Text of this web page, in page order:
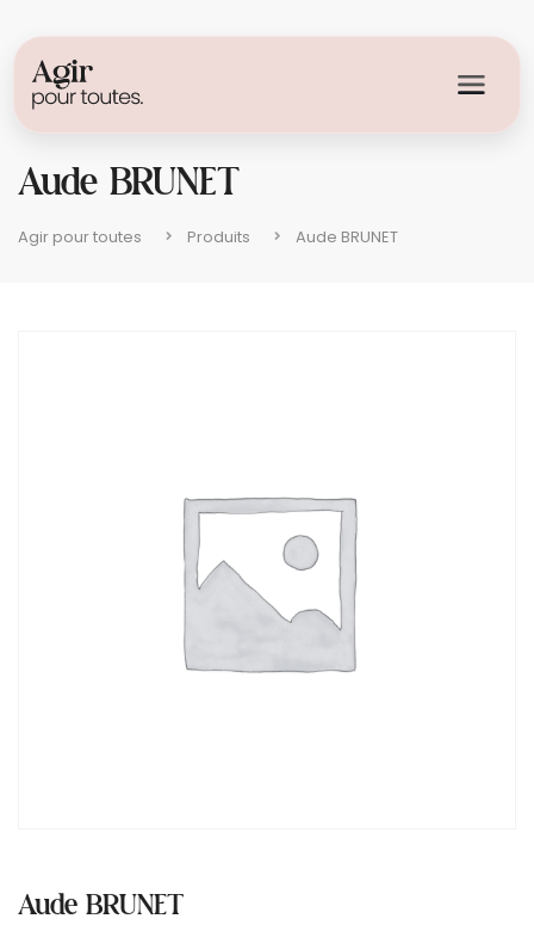
Aude BRUNET
Agir pour toutes Produits Aude BRUNET
Aude BRUNET